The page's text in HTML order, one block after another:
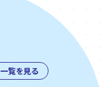
一覧を見る